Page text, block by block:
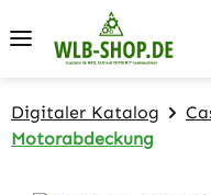
Zum Hauptinhalt springen
Digitaler Katalog
Motorabdeckung